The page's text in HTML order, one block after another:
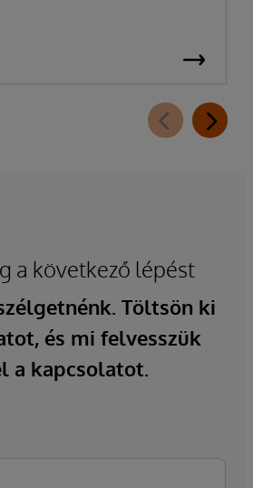
a következő lépést
Töltsön ki
és mi felvesszük
a kapcsolatot.